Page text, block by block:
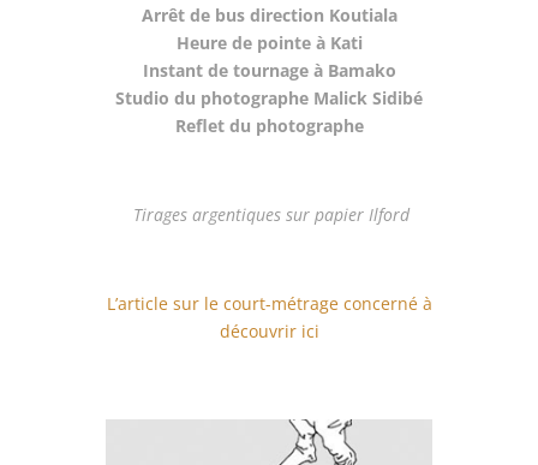
Arrêt de bus direction Koutiala
Heure de pointe à Kati
Instant de tournage à Bamako
Studio du photographe Malick Sidibé
Reflet du photographe
Tirages argentiques sur papier Ilford
L’article sur le court-métrage concerné à
découvrir ici